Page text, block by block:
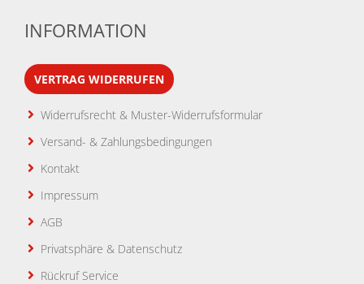
INFORMATION
VERTRAG WIDERRUFEN
Widerrufsrecht & Muster-Widerrufsformular
Versand- & Zahlungsbedingungen
Kontakt
Impressum
AGB
Privatsphäre & Datenschutz
Rückruf Service